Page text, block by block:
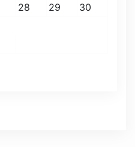
28 29
30